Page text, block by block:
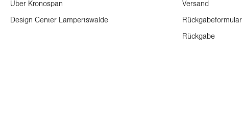
Über Kronospan
Design Center Lampertswalde
Versand
Rückgabeformular
Rückgabe